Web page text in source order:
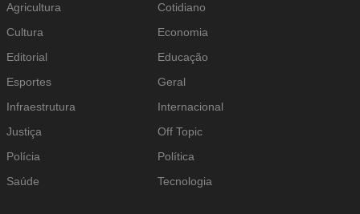
Agricultura
Cotidiano
Cultura
Economia
Editorial
Educação
Esportes
Geral
Infraestrutura
Internacional
Justiça
Off Topic
Polícia
Política
Saúde
Tecnologia